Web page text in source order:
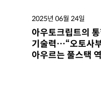
2025년 06월 24일
아우토크립트의
기술력…“오토사
아우르는 풀스택